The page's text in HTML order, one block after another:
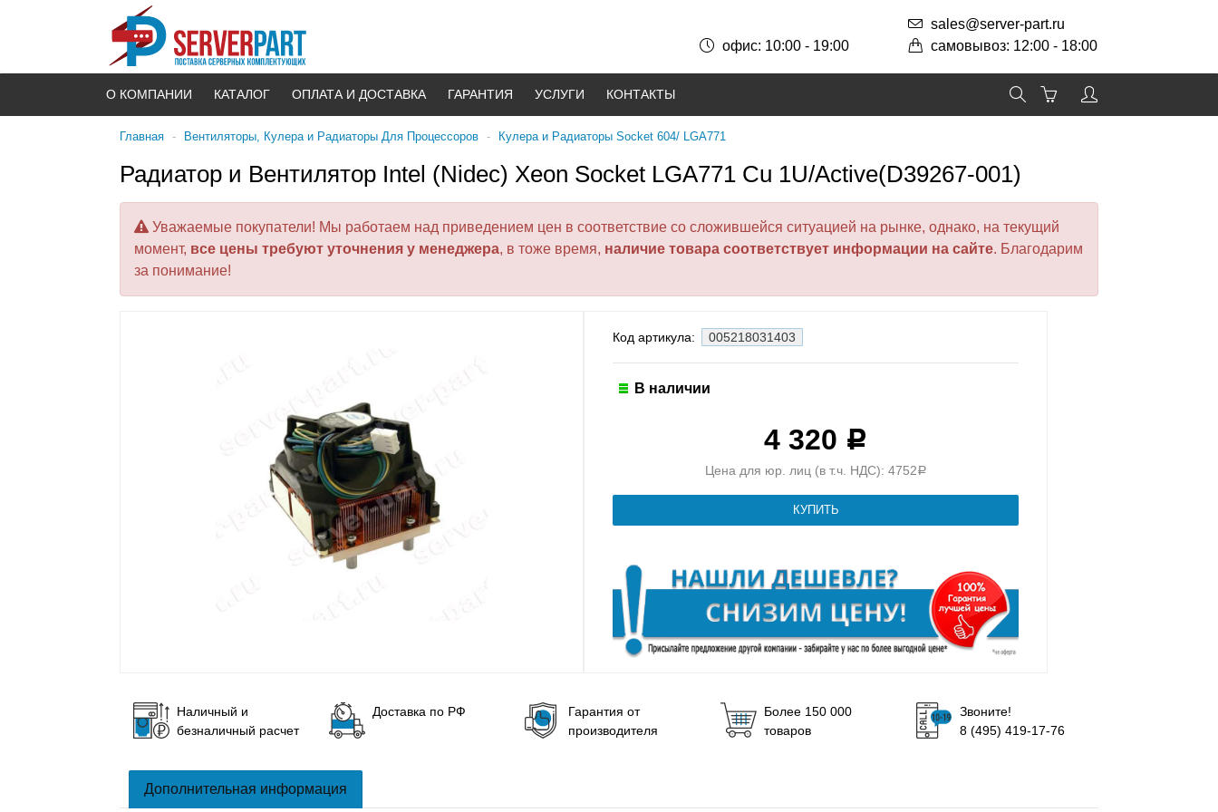
sales@server-part.ru
самовывоз: 12:00 - 18:00
офис: 10:00 - 19:00
О КОМПАНИИ КАТАЛОГ ОПЛАТА И ДОСТАВКА ГАРАНТИЯ УСЛУГИ КОНТАКТЫ
Главная - Вентиляторы, Кулера и Радиаторы Для Процессоров - Кулера и Радиаторы Socket 604/ LGA771
Радиатор и Вентилятор Intel (Nidec) Xeon Socket LGA771 Cu 1U/Active(D39267-001)
Уважаемые покупатели! Мы работаем над приведением цен в соответствие со сложившейся ситуацией на рынке, однако, на текущий
момент, все цены требуют уточнения у менеджера, в тоже время, наличие товара соответствует информации на сайте. Благодарим
за понимание!
Код артикула: 005218031403
В наличии
4 320 Р
Цена для юр. лиц (в т.ч. НДС): 4752 Р
Наличный и
безналичный расчет
Доставка по РФ
Гарантия от
производителя
Более 150 000
товаров
Звоните!
8 (495) 419-17-76
Дополнительная информация